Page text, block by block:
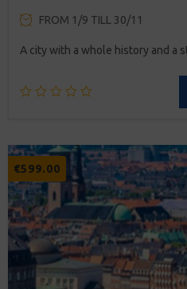
FROM 1/9 TILL 30/11
A city with a whole history and a
€599.00